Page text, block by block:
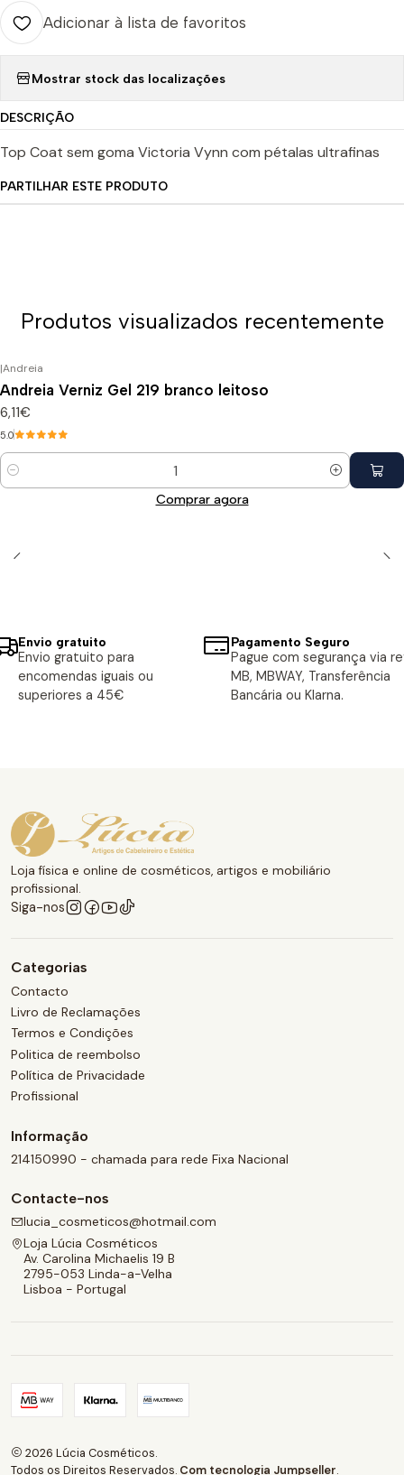
Adicionar à lista de favoritos
Mostrar stock das localizações
DESCRIÇÃO
Top Coat sem goma Victoria Vynn com pétalas ultrafinas
PARTILHAR ESTE PRODUTO
Produtos visualizados recentemente
|Andreia
Andreia Verniz Gel 219 branco leitoso
6,11€
5.0
Quantidade
Comprar agora
Envio gratuito
Envio gratuito para
encomendas iguais ou
superiores a 45€
Pagamento Seguro
Pague com segurança via
MB, MBWAY, Transferência
Bancária ou Klarna.
Loja física e online de cosméticos, artigos e mobiliário
profissional.
Siga-nos
Categorias
Contacto
Livro de Reclamações
Termos e Condições
Politica de reembolso
Política de Privacidade
Profissional
Informação
214150990 - chamada para rede Fixa Nacional
Contacte-nos
lucia_cosmeticos@hotmail.com
Loja Lúcia Cosméticos
Av. Carolina Michaelis 19 B
2795-053 Linda-a-Velha
Lisboa - Portugal
2026 Lúcia Cosméticos.
Todos os Direitos Reservados. Com tecnologia Jumpseller.